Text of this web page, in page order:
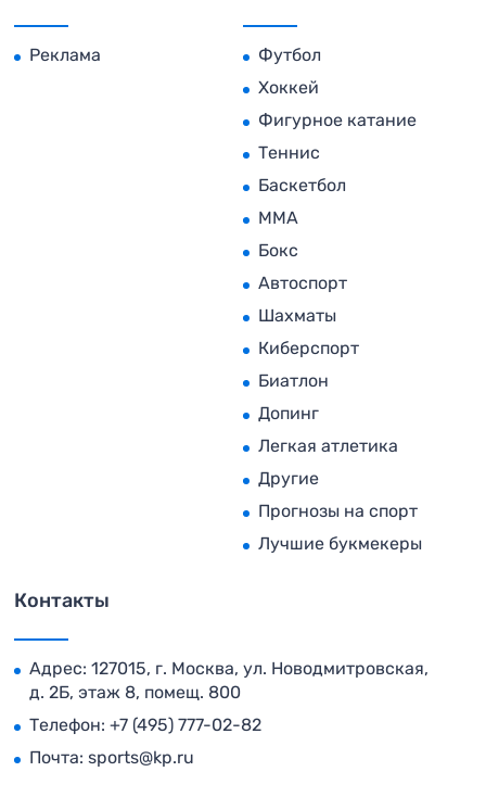
Реклама
Футбол
Хоккей
Фигурное катание
Теннис
Баскетбол
MMA
Бокс
Автоспорт
Шахматы
Киберспорт
Биатлон
Допинг
Легкая атлетика
Другие
Прогнозы на спорт
Лучшие букмекеры
Контакты
Адрес: 127015, г. Москва, ул. Новодмитровская,
д. 2Б, этаж 8, помещ. 800
Телефон: +7 (495) 777-02-82
Почта: sports@kp.ru